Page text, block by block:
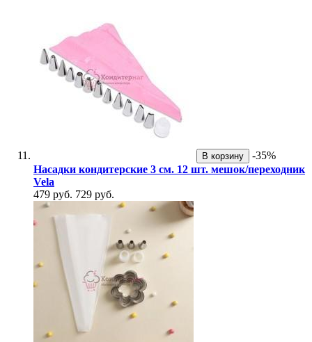
В корзину
-35%
Насадки кондитерские 3 см. 12 шт. мешок/переходник
Vela
479 руб. 729 руб.